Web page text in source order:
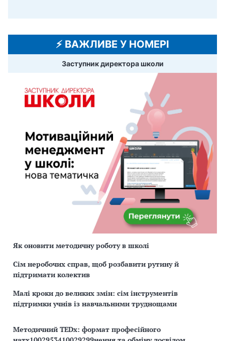
⚡️ ВАЖЛИВЕ У НОМЕРІ
Заступник директора школи
Як оновити методичну роботу в школі
Сім неробочих справ, щоб розбавити рутину й
підтримати колектив
Малі кроки до великих змін: сім інструментів
підтримки учнів із навчальними труднощами
Методичний TEDx: формат професійного